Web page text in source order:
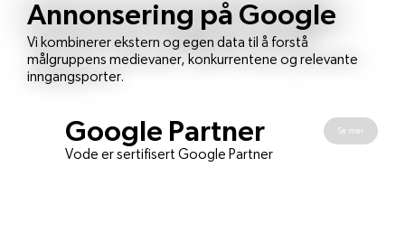
Annonsering på Google
Vi kombinerer ekstern og egen data til å forstå
målgruppens medievaner, konkurrentene og relevante
inngangsporter.
Google Partner
Vode er sertifisert Google Partner
Se mer